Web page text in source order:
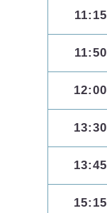
11:15
11:50
12:00
13:30
13:45
15:15